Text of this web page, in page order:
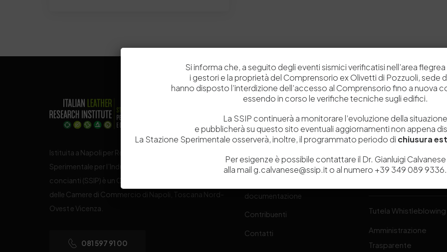
Istituita a Napoli per Regio Decreto nel 1885, la Stazione
Sperimentale per l’Industria delle Pelli e delle materie
concianti (SSIP) è un Organismo di Ricerca Nazionale
delle Camere di Commercio di Napoli, Toscana Nord-
Ovest e Vicenza.
081 597 91 00
Servizi
Ricerca e Sviluppo
Formazione
documentazione
Contribuenti
Contatti
Dipartimenti di ricerca
Biblioteca
Politecnico del Cuoio
Tutela Whistleblowing
Amministrazione
Trasparente
Si informa che, a seguito degli eventi sismici verificatisi nell’area flegrea
i gestori e la proprietà del Comprensorio ex Olivetti di Pozzuoli, sede
hanno disposto l’interdizione dell’accesso al Comprensorio fino a nuova
essendo in corso le verifiche tecniche sugli edifici.
La SSIP continuerà a monitorare l’evoluzione della situazione
e pubblicherà su questo sito eventuali aggiornamenti non appena
La Stazione Sperimentale osserverà, inoltre, il programmato periodo di chiusura
Per esigenze è possibile contattare il Dr. Gianluigi Calvanese
alla mail g.calvanese@ssip.it o al numero +39 349 089 9336.